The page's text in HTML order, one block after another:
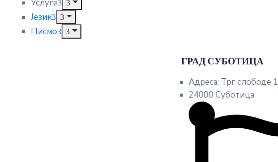
Услуге
Језик
Писмо
ГРАД СУБОТИЦА
Адреса: Трг слободе 1
24000 Суботица